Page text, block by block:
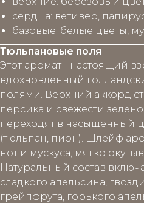
сердца: ветивер,
базовые: белые цветы,
Тюльпановые поля
Этот аромат - настоящий
вдохновленный
полями. Верхний аккорд
персика и свежести
переходят в насыщенный
(тюльпан, пион). Шлейф
нот и мускуса, мягко
Натуральный состав
сладкого апельсина,
грейпфрута, горького